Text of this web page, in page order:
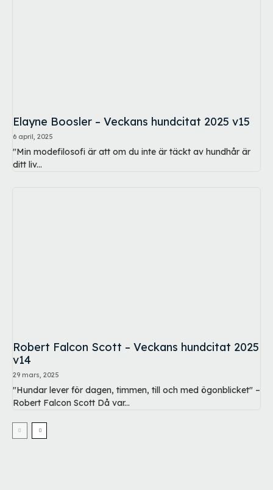
Elayne Boosler – Veckans hundcitat 2025 v15
6 april, 2025
"Min modefilosofi är att om du inte är täckt av hundhår är
ditt liv...
Robert Falcon Scott – Veckans hundcitat 2025
v14
29 mars, 2025
"Hundar lever för dagen, timmen, till och med ögonblicket" –
Robert Falcon Scott Då var...